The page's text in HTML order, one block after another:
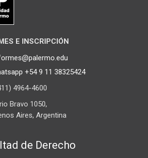
E INSCRIPCIÓN
+54 9 11 38325424
4964-4600
Bravo 1050,
Aires, Argentina
de Derecho